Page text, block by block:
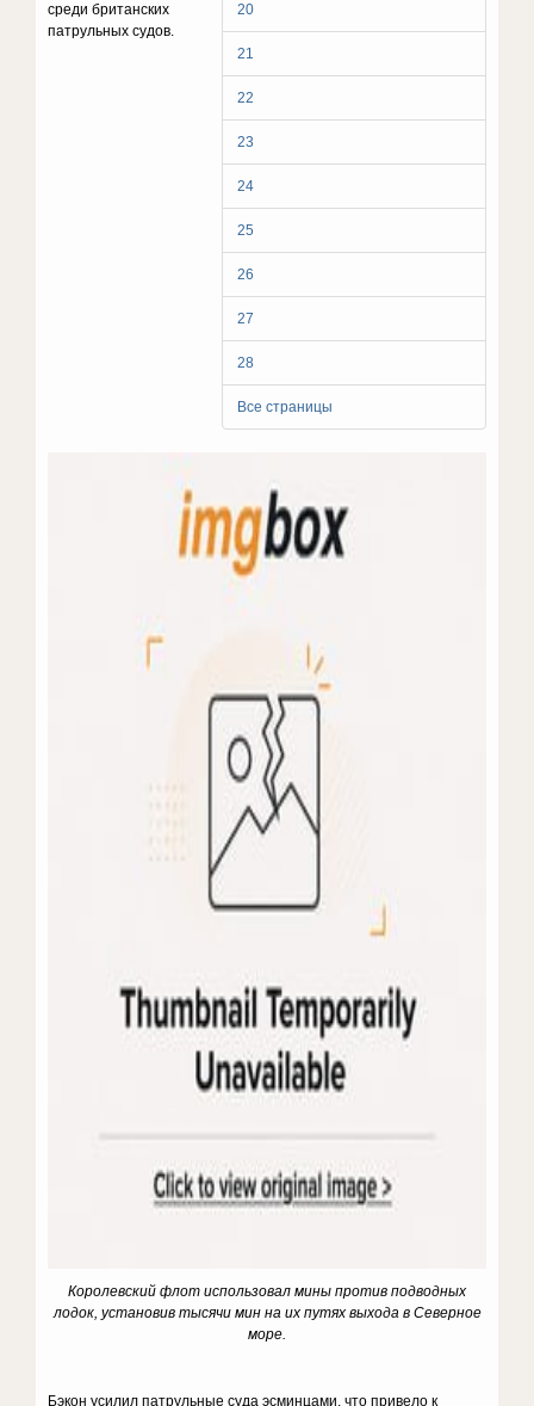
20
21
22
23
24
25
26
27
28
Все страницы
среди британских
патрульных судов.
Королевский флот использовал мины против подводных
лодок, установив тысячи мин на их путях выхода в Северное
море.
Бэкон усилил патрульные суда эсминцами, что привело к